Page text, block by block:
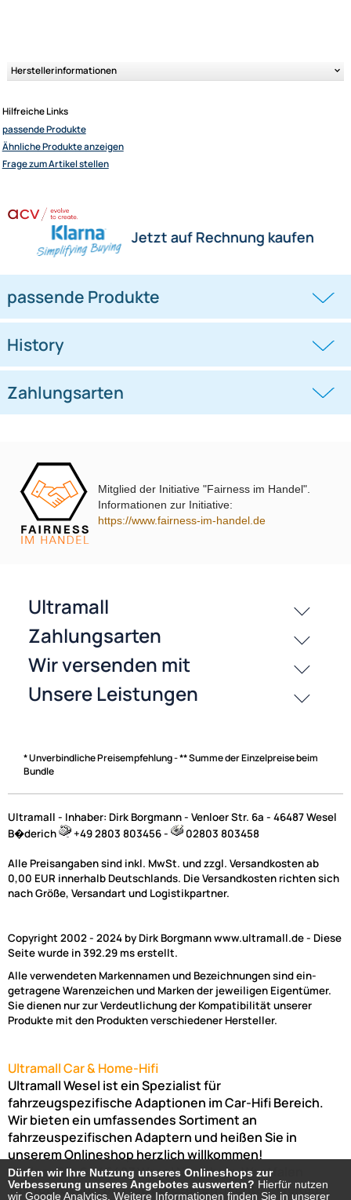
Herstellerinformationen
Ähnliche Produkte anzeigen
Frage zum Artikel stellen
Jetzt auf Rechnung kaufen
passende Produkte
History
Mitglied der Initiative "Fairness im Handel".
Informationen zur Initiative:
https://www.fairness-im-handel.de
* Unverbindliche Preisempfehlung - ** Summe der Einzelpreise beim
Bundle
Ultramall - Inhaber: Dirk Borgmann - Venloer Str. 6a - 46487 Wesel
B�derich
+49 2803 803456 - 02803 803458
Alle Preisangaben sind inkl. MwSt. und zzgl. Versandkosten ab
0,00 EUR innerhalb Deutschlands. Die Versandkosten richten sich
nach Größe, Versandart und Logistikpartner.
Copyright 2002 - 2024 by Dirk Borgmann www.ultramall.de - Diese
Seite wurde in 392.29 ms erstellt.
Alle verwendeten Markennamen und Bezeichnungen sind ein-
getragene Warenzeichen und Marken der jeweiligen Eigentümer.
Sie dienen nur zur Verdeutlichung der Kompatibilität unserer
Produkte mit den Produkten verschiedener Hersteller.
Ultramall Car & Home-Hifi
Ultramall Wesel ist ein Spezialist für
fahrzeugspezifische Adaptionen im Car-Hifi Bereich.
Wir bieten ein umfassendes Sortiment an
fahrzeuspezifischen Adaptern und heißen Sie in
unserem Onlineshop herzlich willkommen!
Venloer Str. 6a46487 WeselNordrhein-Westfalen
Telefon:02803-803456Bürozeiten: Montag-Freitag:
Dürfen wir Ihre Nutzung unseres Onlineshops zur
Verbesserung unseres Angebotes auswerten? Hierfür nutzen
wir Google Analytics. Weitere Informationen finden Sie in unserer
Dürfen wir Ihre Nutzung unseres Onlineshops zur
Verbesserung unseres Angebotes auswerten? Hierfür nutzen
wir Google Analytics. Weitere Informationen finden Sie in unserer